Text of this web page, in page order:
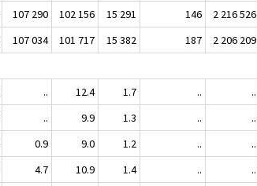
107 290 102 156 15 291 146 2 216 526
107 034 101 717 15 382 187 2 206 209
.. 12.4 1.7 .. ..
.. 9.9 1.3 .. ..
0.9 9.0 1.2 .. ..
4.7 10.9 1.4 .. ..